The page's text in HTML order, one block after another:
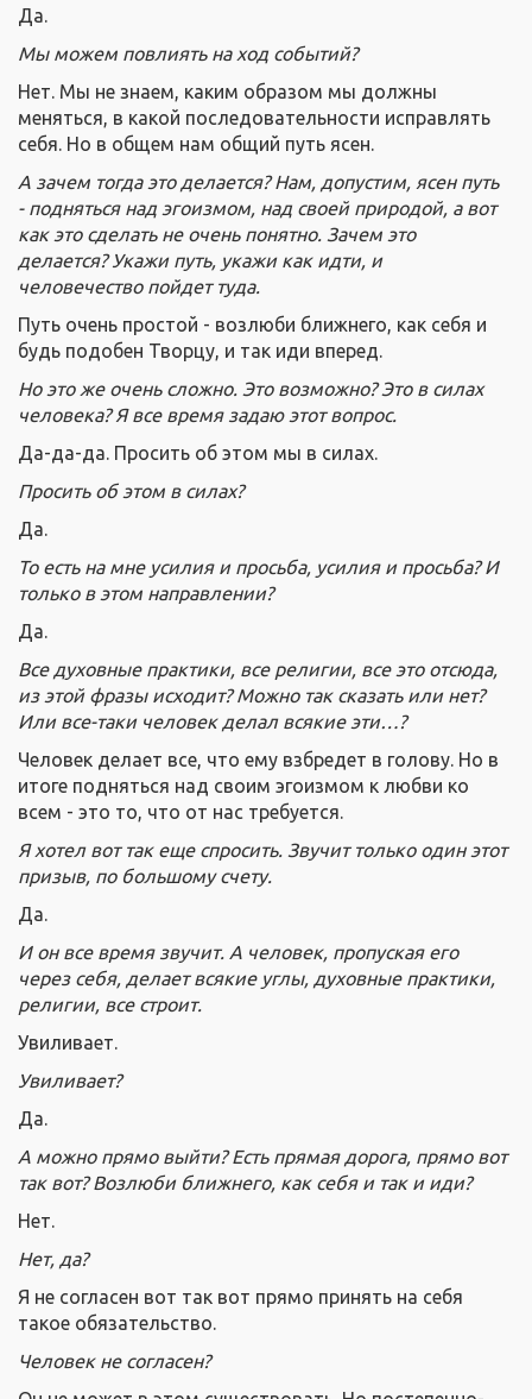
Да.
Мы можем повлиять на ход событий?
Нет. Мы не знаем, каким образом мы должны
меняться, в какой последовательности исправлять
себя. Но в общем нам общий путь ясен.
А зачем тогда это делается? Нам, допустим, ясен путь
- подняться над эгоизмом, над своей природой, а вот
как это сделать не очень понятно. Зачем это
делается? Укажи путь, укажи как идти, и
человечество пойдет туда.
Путь очень простой - возлюби ближнего, как себя и
будь подобен Творцу, и так иди вперед.
Но это же очень сложно. Это возможно? Это в силах
человека? Я все время задаю этот вопрос.
Да-да-да. Просить об этом мы в силах.
Просить об этом в силах?
Да.
То есть на мне усилия и просьба, усилия и просьба? И
только в этом направлении?
Да.
Все духовные практики, все религии, все это отсюда,
из этой фразы исходит? Можно так сказать или нет?
Или все-таки человек делал всякие эти…?
Человек делает все, что ему взбредет в голову. Но в
итоге подняться над своим эгоизмом к любви ко
всем - это то, что от нас требуется.
Я хотел вот так еще спросить. Звучит только один этот
призыв, по большому счету.
Да.
И он все время звучит. А человек, пропуская его
через себя, делает всякие углы, духовные практики,
религии, все строит.
Увиливает.
Увиливает?
Да.
А можно прямо выйти? Есть прямая дорога, прямо вот
так вот? Возлюби ближнего, как себя и так и иди?
Нет.
Нет, да?
Я не согласен вот так вот прямо принять на себя
такое обязательство.
Человек не согласен?